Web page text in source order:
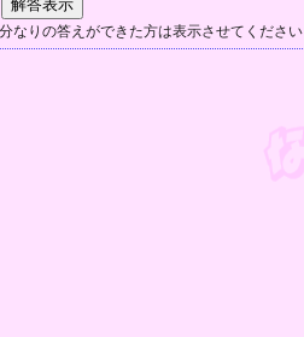
なりの答えができた方は表示させてください